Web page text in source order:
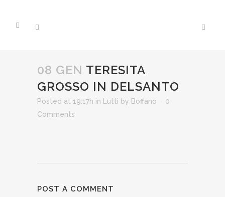
08 GEN TERESITA
GROSSO IN DELSANTO
Posted at 19:17h in Lutti by Boffano
0
Comments
POST A COMMENT